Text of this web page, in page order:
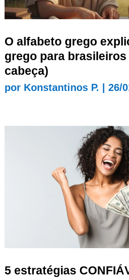
O alfabeto grego
grego para brasileiros
cabeça)
por Konstantinos P. 26/
5 estratégias